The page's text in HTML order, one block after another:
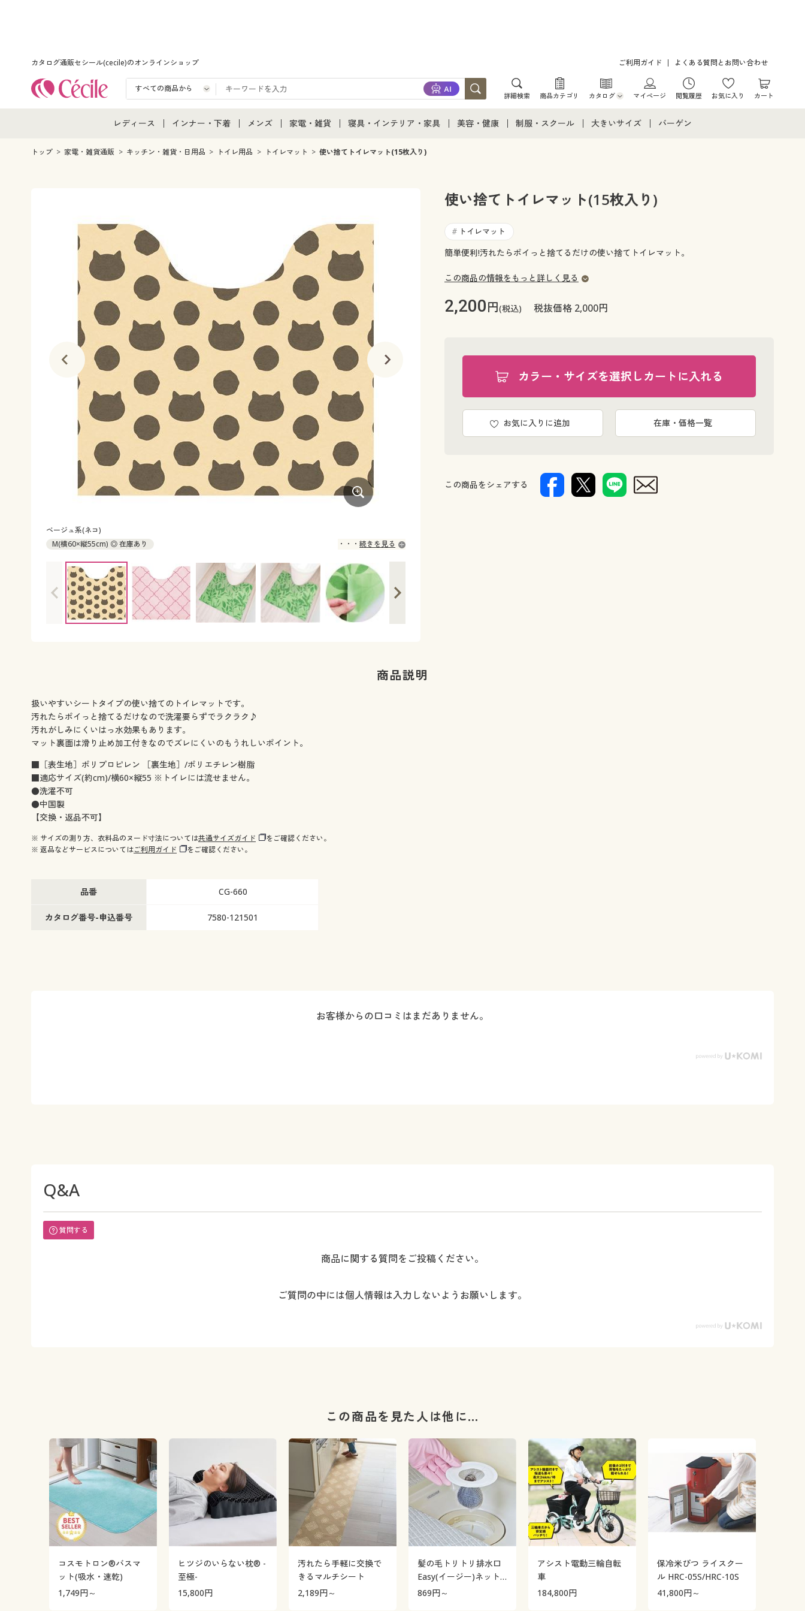
カタログ通販セシール(cecile)のオンラインショップ ご利用ガイド よくある質問とお問い合わせ
詳細検索 商品カテゴリ カタログ
カタログ・チラシからのご注文
マイページ 閲覧履歴 お気に入り カート
レディース
レディース通販すべて
インナー・下着
インナー・下着通販すべて
メンズ
メンズ通販すべて
家電・雑貨
家電・雑貨すべて
寝具・インテリア・家具
寝具・インテリア・家具通販すべて
カーテン・ラグ・ファブリック
美容・健康 制服・スクール
ジュニア・ティーンズ下着
大きいサイズ
大きいサイズ レディース下着
バーゲン
トップ 家電・雑貨通販 キッチン・雑貨・日用品 トイレ用品 トイレマット 使い捨てトイレマット(15枚入り)
ベージュ系(ネコ)
M(横60×縦55cm) ◎ 在庫あり
続きを見る
使い捨てトイレマット(15枚入り)
# トイレマット
簡単便利!汚れたらポイっと捨てるだけの使い捨てトイレマット。
この商品の情報をもっと詳しく見る
2,200円(税込) 税抜価格 2,000円
カラー・サイズを選択しカートに入れる
お気に入りに追加 在庫・価格一覧
この商品をシェアする
商品説明
扱いやすいシートタイプの使い捨てのトイレマットです。
汚れたらポイっと捨てるだけなので洗濯要らずでラクラク♪
汚れがしみにくいはっ水効果もあります。
マット裏面は滑り止め加工付きなのでズレにくいのもうれしいポイント。
■［表生地］ポリプロピレン ［裏生地］/ポリエチレン樹脂
■適応サイズ(約cm)/横60×縦55 ※トイレには流せません。
●洗濯不可
●中国製
【交換・返品不可】
※ サイズの測り方、衣料品のヌード寸法については共通サイズガイド
をご確認ください。
※ 返品などサービスについてはご利用ガイド をご確認ください。
品番 CG-660
カタログ番号-申込番号 7580-121501
お客様からの口コミはまだありません。
Q&A
質問する
商品に関する質問をご投稿ください。
ご質問の中には個人情報は入力しないようお願いします。
この商品を見た人は他に…
コスモトロン®バスマ
ット(吸水・速乾)
1,749円～
ヒツジのいらない枕® -
至極-
15,800円
汚れたら手軽に交換で
きるマルチシート
2,189円～
髪の毛トリトリ排水口
Easy(イージー)ネット/
お風呂の排水口ネット
869円～
アシスト電動三輪自転
車
184,800円
保冷米びつ ライスクー
ル HRC-05S/HRC-10S
41,800円～